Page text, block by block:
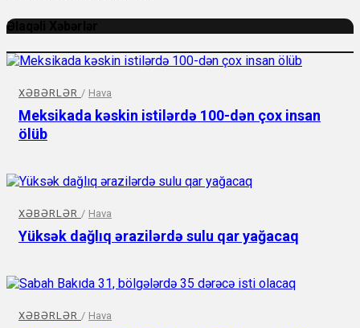
Əlaqəli Xəbərlər
XƏBƏRLƏR / Hava
Meksikada kəskin istilərdə 100-dən çox insan
ölüb
XƏBƏRLƏR / Hava
Yüksək dağlıq ərazilərdə sulu qar yağacaq
XƏBƏRLƏR / Hava